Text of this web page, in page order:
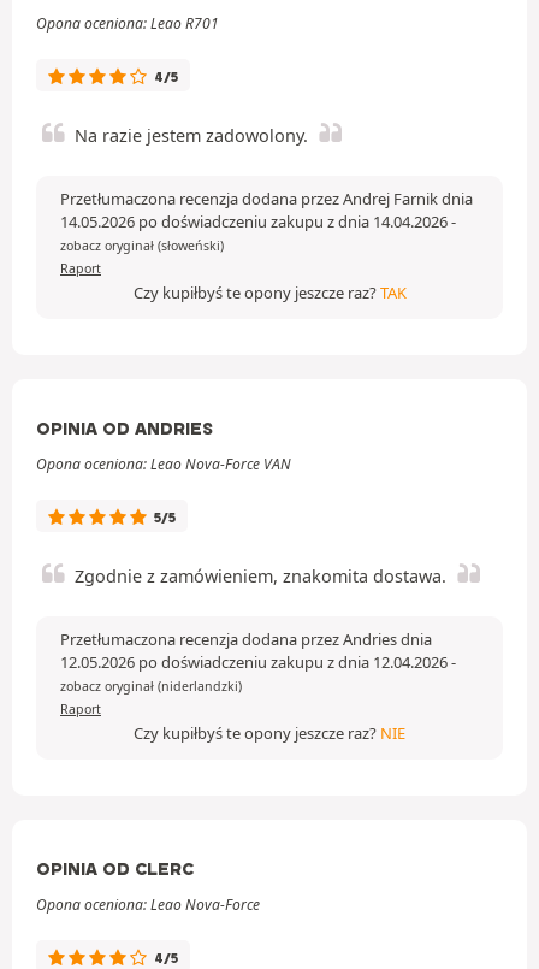
Opona oceniona: Leao R701
4/5
Na razie jestem zadowolony.
Przetłumaczona recenzja dodana przez Andrej Farnik dnia
14.05.2026 po doświadczeniu zakupu z dnia 14.04.2026-
zobacz oryginał (słoweński)
Raport
Czy kupiłbyś te opony jeszcze raz?TAK
OPINIA OD ANDRIES
Opona oceniona: Leao Nova-Force VAN
5/5
Zgodnie z zamówieniem, znakomita dostawa.
Przetłumaczona recenzja dodana przez Andries dnia
12.05.2026 po doświadczeniu zakupu z dnia 12.04.2026-
zobacz oryginał (niderlandzki)
Raport
Czy kupiłbyś te opony jeszcze raz? NIE
OPINIA OD CLERC
Opona oceniona: Leao Nova-Force
4/5